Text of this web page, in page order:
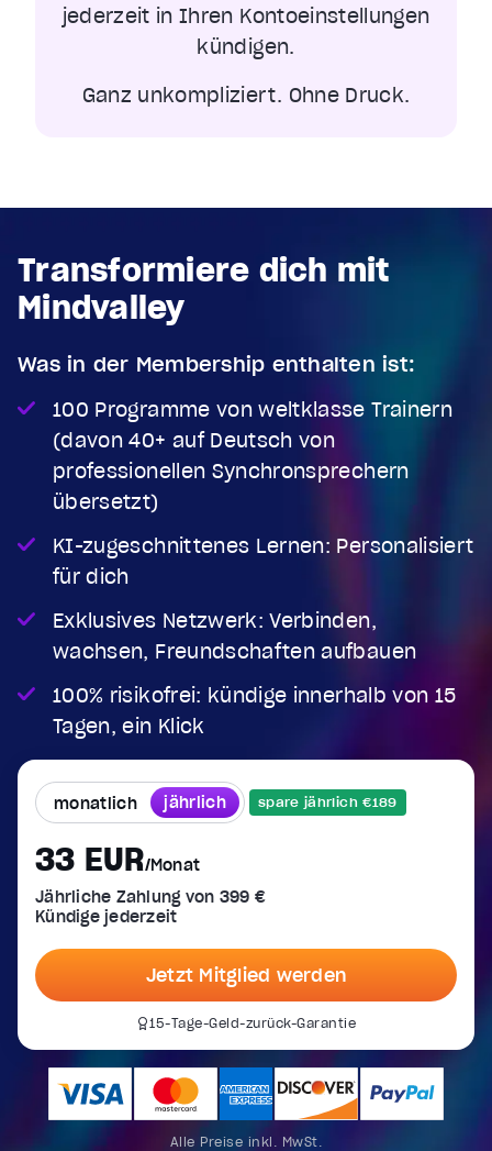
jederzeit in Ihren Kontoeinstellungen
kündigen.
Ganz unkompliziert. Ohne Druck.
Transformiere dich mit
Mindvalley
Was in der Membership enthalten ist:
100 Programme von weltklasse Trainern
(davon 40+ auf Deutsch von
professionellen Synchronsprechern
übersetzt)
KI-zugeschnittenes Lernen: Personalisiert
für dich
Exklusives Netzwerk: Verbinden,
wachsen, Freundschaften aufbauen
100% risikofrei: kündige innerhalb von 15
Tagen, ein Klick
monatlich jährlich spare jährlich €189
33 EUR/Monat
Jährliche Zahlung von 399 €
Kündige jederzeit
Jetzt Mitglied werden
15-Tage-Geld-zurück-Garantie
Alle Preise inkl. MwSt.